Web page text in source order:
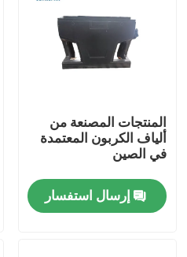
جولة في المصنع
اتصل بنا
أخبار
المنتجات المصنعة من
ألياف الكربون المعتمدة
في الصين
إرسال استفسار